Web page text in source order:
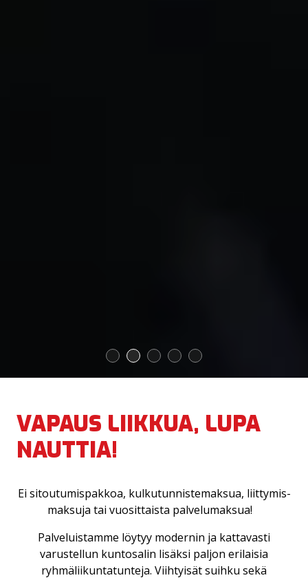
1 2 3 4 5
VAPAUS LIIKKUA, LUPA
NAUTTIA!
Ei sitoutumispakkoa, kulkutunnistemaksua, liittymis­
maksuja tai vuosit­taista palvelu­maksua!
Palveluistamme löytyy modernin ja kattavasti
varustellun kuntosalin lisäksi paljon erilaisia
ryhmäliikuntatunteja. Viihtyisät suihku sekä